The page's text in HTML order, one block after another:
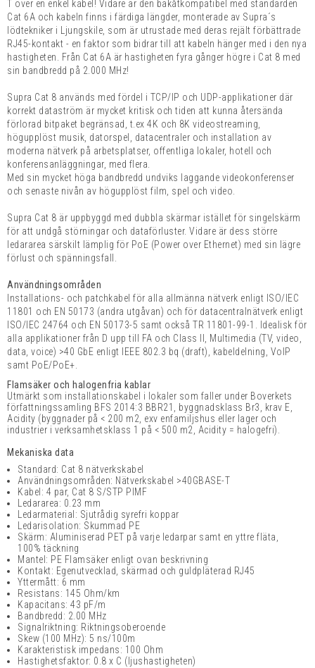
T över en enkel kabel! Vidare är den bakåtkompatibel med standarden
Cat 6A och kabeln finns i färdiga längder, monterade av Supra´s
lödtekniker i Ljungskile, som är utrustade med deras rejält förbättrade
RJ45-kontakt - en faktor som bidrar till att kabeln hänger med i den nya
hastigheten. Från Cat 6A är hastigheten fyra gånger högre i Cat 8 med
sin bandbredd på 2.000 MHz!
Supra Cat 8 används med fördel i TCP/IP och UDP-applikationer där
korrekt dataström är mycket kritisk och tiden att kunna återsända
förlorad bitpaket begränsad, t.ex 4K och 8K videostreaming,
högupplöst musik, datorspel, datacentraler och installation av
moderna nätverk på arbetsplatser, offentliga lokaler, hotell och
konferensanläggningar, med flera.
Med sin mycket höga bandbredd undviks laggande videokonferenser
och senaste nivån av högupplöst film, spel och video.
Supra Cat 8 är uppbyggd med dubbla skärmar istället för singelskärm
för att undgå störningar och dataförluster. Vidare är dess större
ledararea särskilt lämplig för PoE (Power over Ethernet) med sin lägre
förlust och spänningsfall.
Användningsområden
Installations- och patchkabel för alla allmänna nätverk enligt ISO/IEC
11801 och EN 50173 (andra utgåvan) och för datacentralnätverk enligt
ISO/IEC 24764 och EN 50173-5 samt också TR 11801-99-1. Idealisk för
alla applikationer från D upp till FA och Class II, Multimedia (TV, video,
data, voice) >40 GbE enligt IEEE 802.3 bq (draft), kabeldelning, VoIP
samt PoE/PoE+.
Flamsäker och halogenfria kablar
Utmärkt som installationskabel i lokaler som faller under Boverkets
författningssamling BFS 2014:3 BBR21, byggnadsklass Br3, krav E,
Acidity (byggnader på < 200 m2, exv enfamiljshus eller lager och
industrier i verksamhetsklass 1 på < 500 m2, Acidity = halogefri).
Mekaniska data
Standard: Cat 8 nätverkskabel
Användningsområden: Nätverkskabel >40GBASE-T
Kabel: 4 par, Cat 8 S/STP PIMF
Ledararea: 0.23 mm
Ledarmaterial: Sjutrådig syrefri koppar
Ledarisolation: Skummad PE
Skärm: Aluminiserad PET på varje ledarpar samt en yttre fläta,
100% täckning
Mantel: PE Flamsäker enligt ovan beskrivning
Kontakt: Egenutvecklad, skärmad och guldpläterad RJ45
Yttermått: 6 mm
Resistans: 145 Ohm/km
Kapacitans: 43 pF/m
Bandbredd: 2.00 MHz
Signalriktning: Riktningsoberoende
Skew (100 MHz): 5 ns/100m
Karakteristisk impedans: 100 Ohm
Hastighetsfaktor: 0.8 x C (ljushastigheten)